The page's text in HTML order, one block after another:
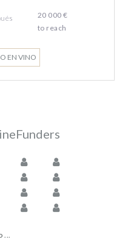
20 000 €
to reach
EN VINO